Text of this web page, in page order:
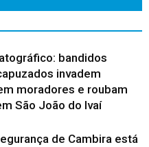
bandidos
invadem
moradores e roubam
São João do Ivaí
de Cambira está